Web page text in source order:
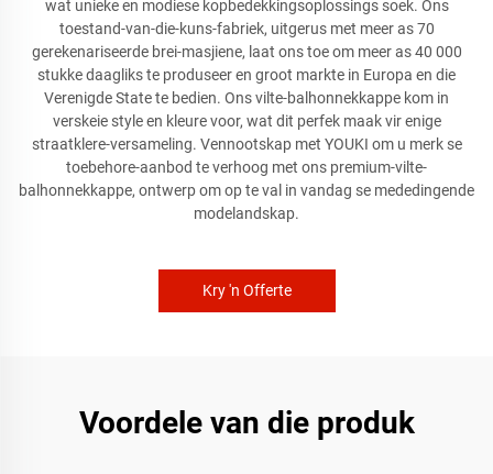
wat unieke en modiese kopbedekkingsoplossings soek. Ons
toestand-van-die-kuns-fabriek, uitgerus met meer as 70
gerekenariseerde brei-masjiene, laat ons toe om meer as 40 000
stukke daagliks te produseer en groot markte in Europa en die
Verenigde State te bedien. Ons vilte-balhonnekkappe kom in
verskeie style en kleure voor, wat dit perfek maak vir enige
straatklere-versameling. Vennootskap met YOUKI om u merk se
toebehore-aanbod te verhoog met ons premium-vilte-
balhonnekkappe, ontwerp om op te val in vandag se mededingende
modelandskap.
Kry 'n Offerte
Voordele van die produk